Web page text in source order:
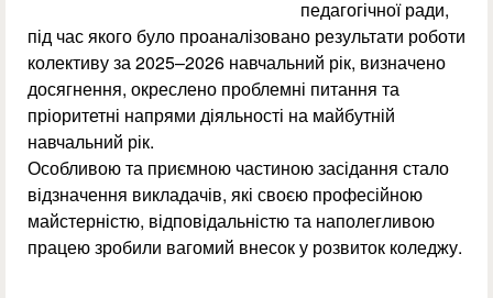
педагогічної ради,
під час якого було проаналізовано результати роботи
колективу за 2025–2026 навчальний рік, визначено
досягнення, окреслено проблемні питання та
пріоритетні напрями діяльності на майбутній
навчальний рік.
Особливою та приємною частиною засідання стало
відзначення викладачів, які своєю професійною
майстерністю, відповідальністю та наполегливою
працею зробили вагомий внесок у розвиток коледжу.